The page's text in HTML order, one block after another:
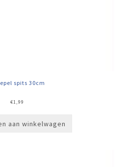
spits 30cm
€1,99
aan winkelwagen